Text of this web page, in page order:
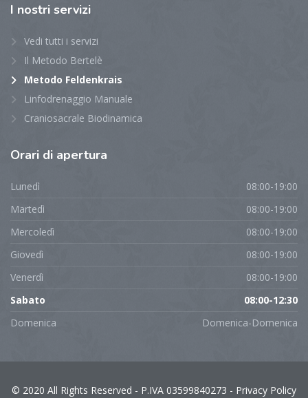
I nostri servizi
Vedi tutti i servizi
Il Metodo Bertelè
Metodo Feldenkrais
Linfodrenaggio Manuale
Craniosacrale Biodinamica
Orari di apertura
Lunedì
08:00-19:00
Martedì
08:00-19:00
Mercoledì
08:00-19:00
Giovedì
08:00-19:00
Venerdì
08:00-19:00
Sabato
08:00-12:30
Domenica
Domenica-Domenica
© 2020 All Rights Reserved - P.IVA 03599840273 - Privacy Policy